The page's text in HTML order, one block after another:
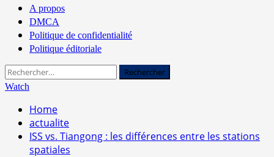
Primary
Menu
A propos
DMCA
Politique de confidentialité
Politique éditoriale
Rechercher :
Watch
Home
actualite
ISS vs. Tiangong : les différences entre les stations
spatiales